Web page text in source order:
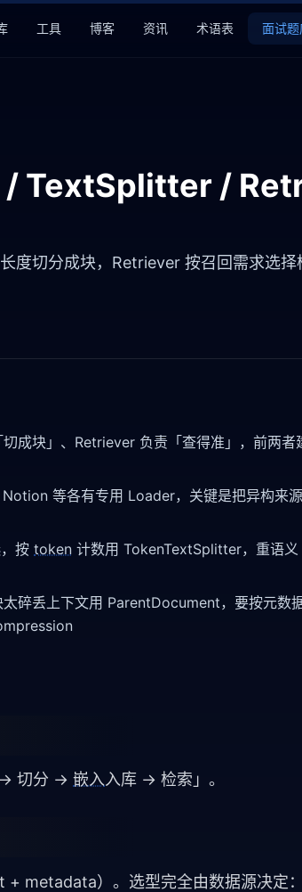
工具 博客 资讯 术语表 面试题
TextSplitter /
切分成块，Retriever 按召回需求选择
成块」、Retriever 负责「查得准」，前两者
等各有专用 Loader，关键是把异构来源
按 token 计数用 TokenTextSplitter，重语义
碎丢上下文用 ParentDocument，要按元数
→ 切分 → 嵌入入库 → 检索」。
metadata）。选型完全由数据源决定：